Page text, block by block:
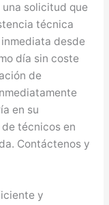
solicitud que
técnica
desde
día sin coste
de
en su
de técnicos en
Contáctenos y
y